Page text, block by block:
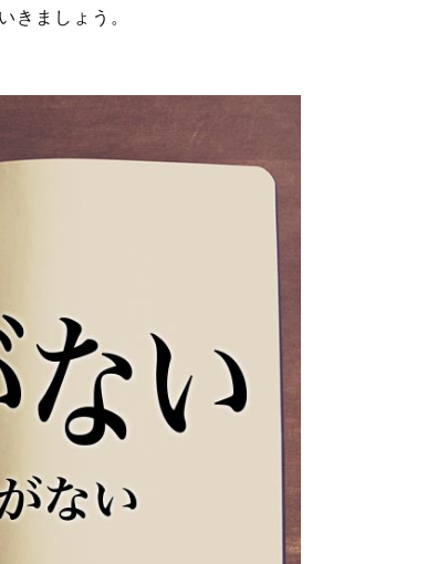
きましょう。